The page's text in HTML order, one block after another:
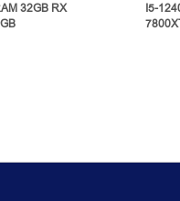
32GB RX
I5-